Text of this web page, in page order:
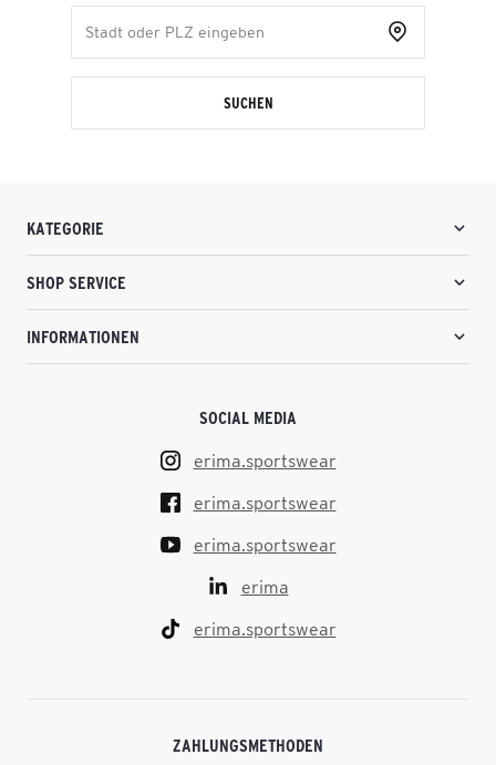
SUCHEN
KATEGORIE
SHOP SERVICE
INFORMATIONEN
SOCIAL MEDIA
erima.sportswear
erima.sportswear
erima.sportswear
erima
erima.sportswear
ZAHLUNGSMETHODEN